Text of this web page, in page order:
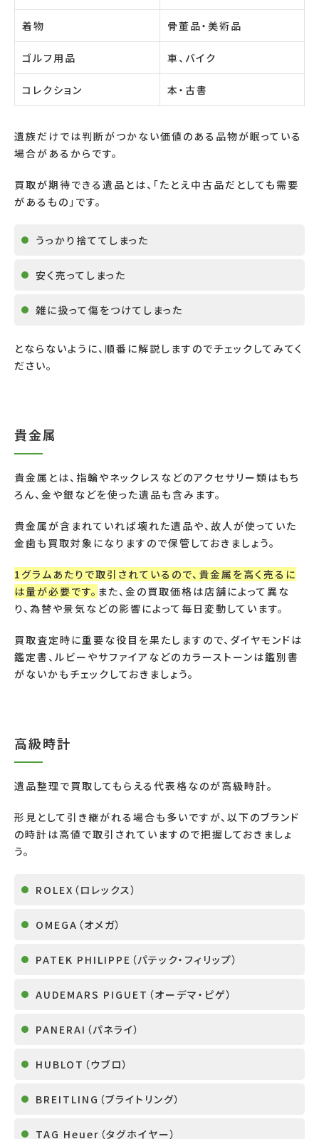
着物 骨董品・美術品
ゴルフ用品 車、バイク
コレクション 本・古書
遺族だけでは判断がつかない価値のある品物が眠っている
場合があるからです。
買取が期待できる遺品とは、「たとえ中古品だとしても需要
があるもの」です。
うっかり捨ててしまった
安く売ってしまった
雑に扱って傷をつけてしまった
とならないように、順番に解説しますのでチェックしてみてく
ださい。
貴金属
貴金属とは、指輪やネックレスなどのアクセサリー類はもち
ろん、金や銀などを使った遺品も含みます。
貴金属が含まれていれば壊れた遺品や、故人が使っていた
金歯も買取対象になりますので保管しておきましょう。
1 グラムあたりで取引されているので、貴金属を高く売るに
は量が必要です。 また、金の買取価格は店舗によって異な
り、為替や景気などの影響によって毎日変動しています。
買取査定時に重要な役目を果たしますので、ダイヤモンドは
鑑定書、ルビーやサファイアなどのカラーストーンは鑑別書
がないかもチェックしておきましょう。
高級時計
遺品整理で買取してもらえる代表格なのが高級時計。
形見として引き継がれる場合も多いですが、以下のブランド
の時計は高値で取引されていますので把握しておきましょ
う。
ROLEX （ロレックス）
OMEGA （オメガ）
PATEK PHILIPPE （パテック・フィリップ）
AUDEMARS PIGUET （オーデマ・ピゲ）
PANERAI （パネライ）
HUBLOT （ウブロ）
BREITLING （ブライトリング）
TAG Heuer （タグホイヤー）